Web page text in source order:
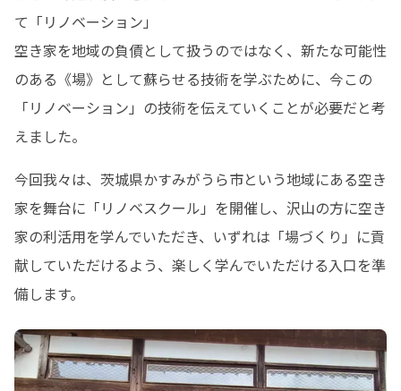
て「リノベーション」
空き家を地域の負債として扱うのではなく、新たな可能性
のある《場》として蘇らせる技術を学ぶために、今この
「リノベーション」の技術を伝えていくことが必要だと考
えました。
今回我々は、茨城県かすみがうら市という地域にある空き
家を舞台に「リノベスクール」を開催し、沢山の方に空き
家の利活用を学んでいただき、いずれは「場づくり」に貢
献していただけるよう、楽しく学んでいただける入口を準
備します。